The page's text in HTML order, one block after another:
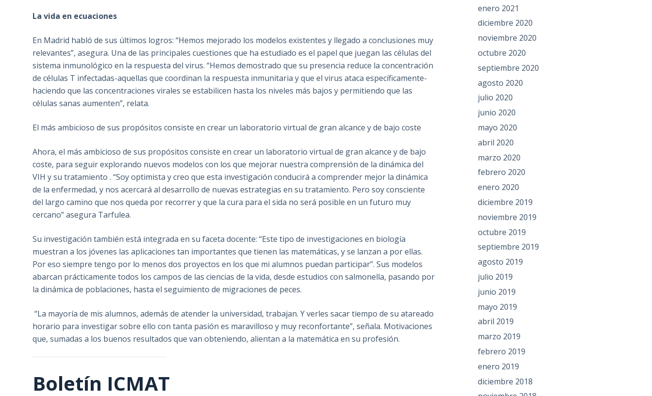
La vida en ecuaciones
En Madrid habló de sus últimos logros: “Hemos mejorado los modelos existentes y llegado a conclusiones muy
relevantes”, asegura. Una de las principales cuestiones que ha estudiado es el papel que juegan las células del
sistema inmunológico en la respuesta del virus. “Hemos demostrado que su presencia reduce la concentración
de células T infectadas-aquellas que coordinan la respuesta inmunitaria y que el virus ataca específicamente-
haciendo que las concentraciones virales se estabilicen hasta los niveles más bajos y permitiendo que las
células sanas aumenten”, relata.
El más ambicioso de sus propósitos consiste en crear un laboratorio virtual de gran alcance y de bajo coste
Ahora, el más ambicioso de sus propósitos consiste en crear un laboratorio virtual de gran alcance y de bajo
coste, para seguir explorando nuevos modelos con los que mejorar nuestra comprensión de la dinámica del
VIH y su tratamiento . “Soy optimista y creo que esta investigación conducirá a comprender mejor la dinámica
de la enfermedad, y nos acercará al desarrollo de nuevas estrategias en su tratamiento. Pero soy consciente
del largo camino que nos queda por recorrer y que la cura para el sida no será posible en un futuro muy
cercano” asegura Tarfulea.
Su investigación también está integrada en su faceta docente: “Este tipo de investigaciones en biología
muestran a los jóvenes las aplicaciones tan importantes que tienen las matemáticas, y se lanzan a por ellas.
Por eso siempre tengo por lo menos dos proyectos en los que mi alumnos puedan participar”. Sus modelos
abarcan prácticamente todos los campos de las ciencias de la vida, desde estudios con salmonella, pasando por
la dinámica de poblaciones, hasta el seguimiento de migraciones de peces.
“La mayoría de mis alumnos, además de atender la universidad, trabajan. Y verles sacar tiempo de su atareado
horario para investigar sobre ello con tanta pasión es maravilloso y muy reconfortante”, señala. Motivaciones
que, sumadas a los buenos resultados que van obteniendo, alientan a la matemática en su profesión.
Boletín ICMAT
enero 2021
diciembre 2020
noviembre 2020
octubre 2020
septiembre 2020
agosto 2020
julio 2020
junio 2020
mayo 2020
abril 2020
marzo 2020
febrero 2020
enero 2020
diciembre 2019
noviembre 2019
octubre 2019
septiembre 2019
agosto 2019
julio 2019
junio 2019
mayo 2019
abril 2019
marzo 2019
febrero 2019
enero 2019
diciembre 2018